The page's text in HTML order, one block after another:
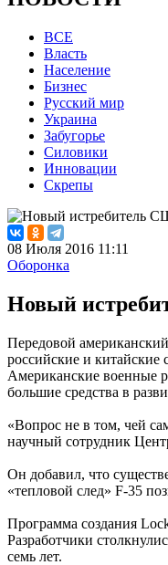
ВСЕ
Власть
Население
Бизнес
Русский мир
Украина
Забугорье
Силовики
Инновации
Скрепы
08 Июля 2016 11:11
Оборонка
Новый
Передовой
российские и
Американские военные
большие средства в
«Вопрос не в том, чей
научный сотрудник
Он добавил, что
«тепловой след» F-35
Программа создания
Разработчики
семь лет.